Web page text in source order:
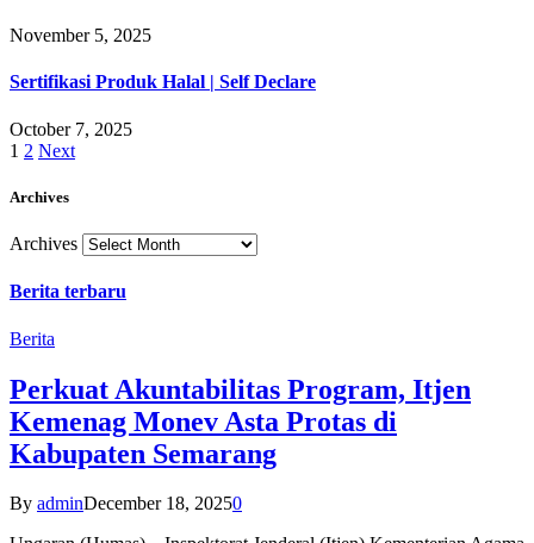
November 5, 2025
Sertifikasi Produk Halal | Self Declare
October 7, 2025
1 2 Next
Archives
Archives
Berita terbaru
Berita
Perkuat Akuntabilitas Program, Itjen
Kemenag Monev Asta Protas di
Kabupaten Semarang
By adminDecember 18, 20250